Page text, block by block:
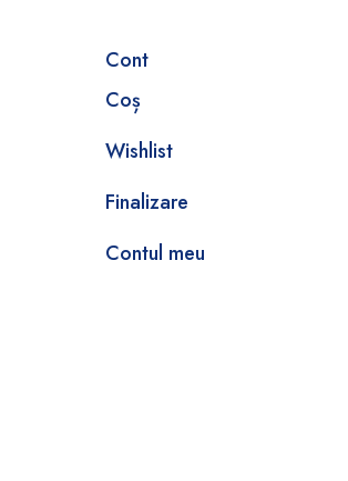
Cont
Coș
Wishlist
Finalizare
Contul meu